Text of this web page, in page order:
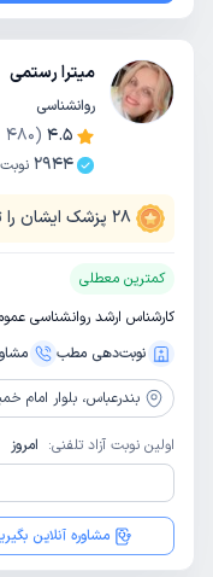
میترا رستمی
روانشناسی
4.5
(
480
2944
28 پزشک ایشان را
کمترین معطلی
کارشناس ارشد روانشناسی
نوبت‌دهی مطب
بندرعباس، بلوار امام خمینی،
اولین نوبت آزاد تلفنی: امروز
مشاوره آنلاین